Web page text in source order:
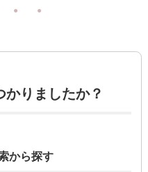
りましたか？
から探す